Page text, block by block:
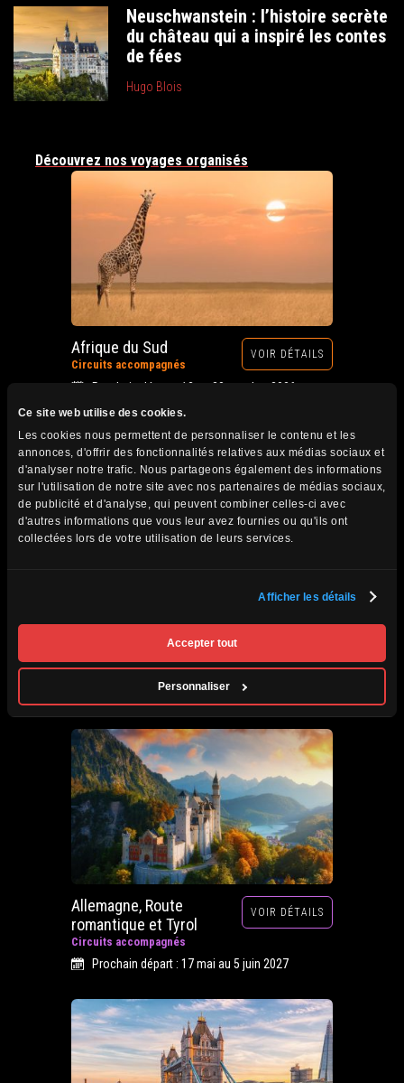
Ce site web utilise des cookies.
Les cookies nous permettent de personnaliser le contenu et les
annonces, d'offrir des fonctionnalités relatives aux médias sociaux et
d'analyser notre trafic. Nous partageons également des informations
sur l'utilisation de notre site avec nos partenaires de médias sociaux,
de publicité et d'analyse, qui peuvent combiner celles-ci avec
d'autres informations que vous leur avez fournies ou qu'ils ont
collectées lors de votre utilisation de leurs services.
Afficher les détails
Accepter tout
Personnaliser
Neuschwanstein : l’histoire secrète
du château qui a inspiré les contes
de fées
Hugo Blois
Découvrez nos voyages organisés
Afrique du Sud
Circuits accompagnés
VOIR DÉTAILS
Prochain départ : 12 au 28 octobre 2026
Allemagne, Route
romantique et Tyrol
Circuits accompagnés
VOIR DÉTAILS
Prochain départ : 17 mai au 5 juin 2027